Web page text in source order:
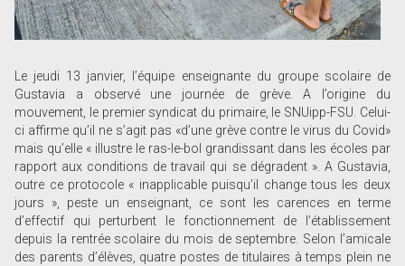
Le jeudi 13 janvier, l’équipe enseignante du groupe scolaire de
Gustavia a observé une journée de grève. A l’origine du
mouvement, le premier syndicat du primaire, le SNUipp-FSU. Celui-
ci affirme qu’il ne s’agit pas «d’une grève contre le virus du Covid»
mais qu’elle « illustre le ras-le-bol grandissant dans les écoles par
rapport aux conditions de travail qui se dégradent ». A Gustavia,
outre ce protocole « inapplicable puisqu’il change tous les deux
jours », peste un enseignant, ce sont les carences en terme
d’effectif qui perturbent le fonctionnement de l’établissement
depuis la rentrée scolaire du mois de septembre. Selon l’amicale
des parents d’élèves, quatre postes de titulaires à temps plein ne